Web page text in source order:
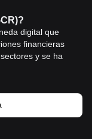
digital que
financieras
y se ha
(GCR)?
y
blockchain.